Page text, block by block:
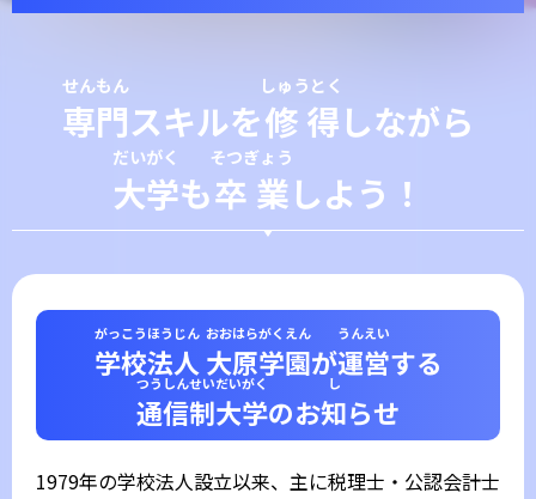
専門
せんもん
スキルを修得
しゅうとく
しながら
大学
だいがく
も卒業
そつぎょう
しよう！
学校法人
がっこうほうじん
大原学園
おおはらがくえん
が運営
うんえい
する
通信制大学
つうしんせいだいがく
のお知
し
らせ
1979年の学校法人設立以来、主に税理士・公認会計士